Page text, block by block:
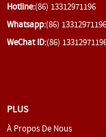
Hotline:(86) 13312971196
Whatsapp:(86) 13312971196
WeChat ID:(86)
PLUS
À Propos De Nous